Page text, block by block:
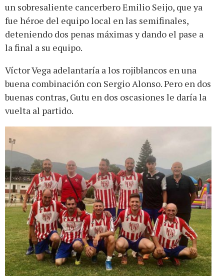
un sobresaliente cancerbero Emilio Seijo, que ya
fue héroe del equipo local en las semifinales,
deteniendo dos penas máximas y dando el pase a
la final a su equipo.
Víctor Vega adelantaría a los rojiblancos en una
buena combinación con Sergio Alonso. Pero en dos
buenas contras, Gutu en dos oscasiones le daría la
vuelta al partido.